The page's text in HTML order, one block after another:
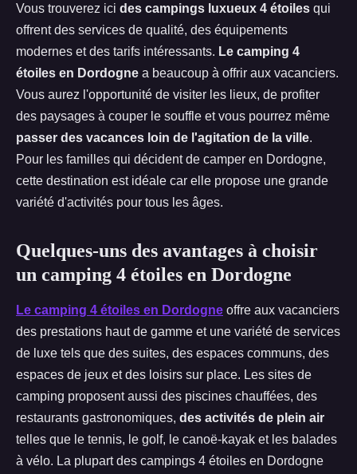
2 min de lecture
Vous trouverez ici des campings luxueux 4 étoiles qui
offrent des services de qualité, des équipements
modernes et des tarifs intéressants. Le camping 4
étoiles en Dordogne a beaucoup à offrir aux vacanciers.
Vous aurez l'opportunité de visiter les lieux, de profiter
des paysages à couper le souffle et vous pourrez même
passer des vacances loin de l'agitation de la ville.
Pour les familles qui décident de camper en Dordogne,
cette destination est idéale car elle propose une grande
variété d'activités pour tous les âges.
Quelques-uns des avantages à choisir
un camping 4 étoiles en Dordogne
Le camping 4 étoiles en Dordogne offre aux vacanciers
des prestations haut de gamme et une variété de services
de luxe tels que des suites, des espaces communs, des
espaces de jeux et des loisirs sur place. Les sites de
camping proposent aussi des piscines chauffées, des
restaurants gastronomiques, des activités de plein air
telles que le tennis, le golf, le canoë-kayak et les balades
à vélo. La plupart des campings 4 étoiles en Dordogne